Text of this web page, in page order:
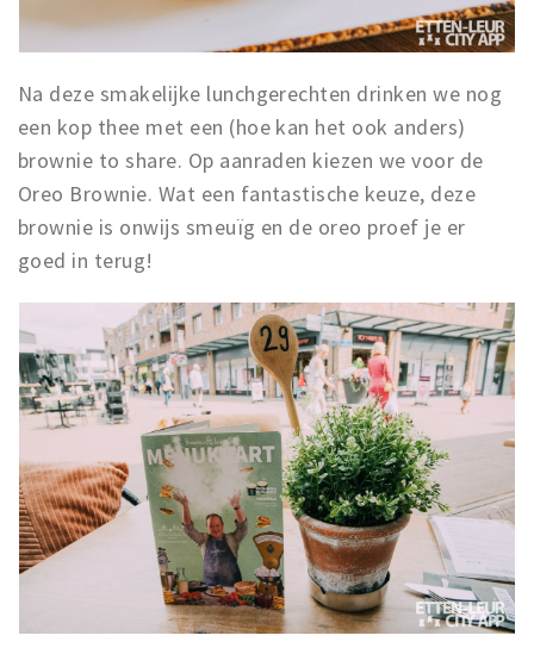
Na deze smakelijke lunchgerechten drinken we nog
een kop thee met een (hoe kan het ook anders)
brownie to share. Op aanraden kiezen we voor de
Oreo Brownie. Wat een fantastische keuze, deze
brownie is onwijs smeuïg en de oreo proef je er
goed in terug!